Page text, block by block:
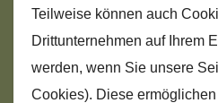
Teilweise können auch
Drittunternehmen auf Ihrem
werden, wenn Sie unsere
Cookies). Diese